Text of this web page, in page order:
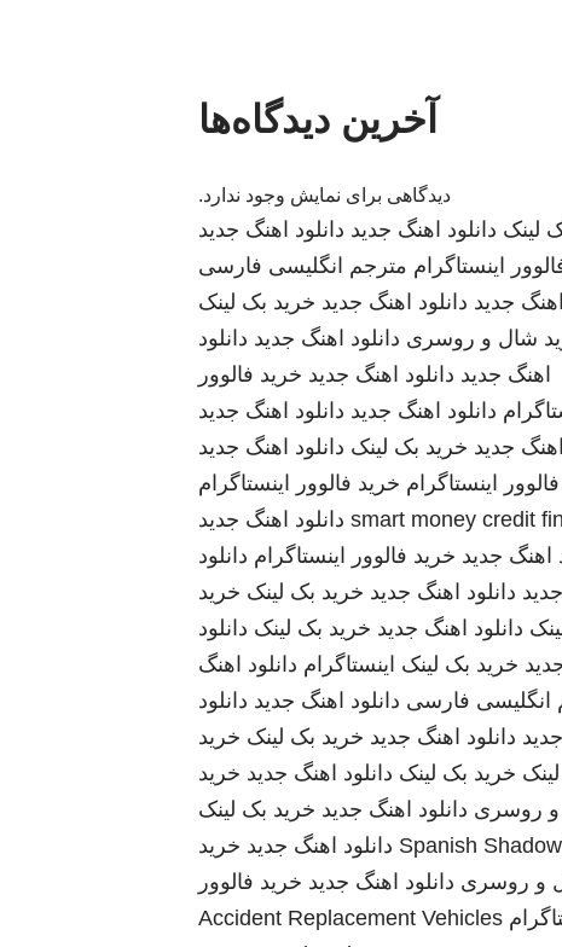
آخرین دیدگاه‌ها
دیدگاهی برای نمایش وجود ندارد.
لینک دانلود اهنگ جدید دانلود اهنگ جدید
اینستاگرام مترجم انگلیسی فارسی
اهنگ جدید دانلود اهنگ جدید خرید بک لینک
شال و روسری دانلود اهنگ جدید دانلود
اهنگ جدید دانلود اهنگ جدید خرید فالوور
دانلود اهنگ جدید دانلود اهنگ جدید
اهنگ جدید خرید بک لینک دانلود اهنگ جدید
اینستاگرام خرید فالوور اینستاگرام
smart money credit دانلود اهنگ جدید
اهنگ جدید خرید فالوور اینستاگرام دانلود
دانلود اهنگ جدید خرید بک لینک خرید
دانلود اهنگ جدید خرید بک لینک دانلود
خرید بک لینک اینستاگرام دانلود اهنگ
انگلیسی فارسی دانلود اهنگ جدید دانلود
دانلود اهنگ جدید خرید بک لینک خرید
خرید بک لینک دانلود اهنگ جدید خرید
روسری دانلود اهنگ جدید خرید بک لینک
Spanish دانلود اهنگ جدید خرید
و روسری دانلود اهنگ جدید خرید فالوور
Accident Replacement Vehicles